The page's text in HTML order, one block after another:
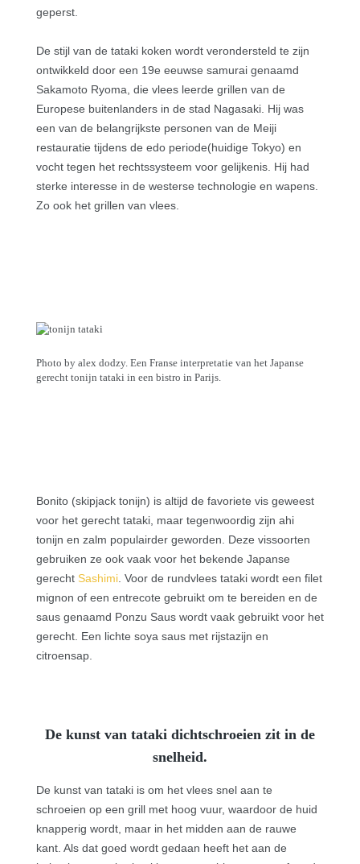
geperst.
De stijl van de tataki koken wordt verondersteld te zijn
ontwikkeld door een 19e eeuwse samurai genaamd
Sakamoto Ryoma, die vlees leerde grillen van de
Europese buitenlanders in de stad Nagasaki. Hij was
een van de belangrijkste personen van de Meiji
restauratie tijdens de edo periode(huidige Tokyo) en
vocht tegen het rechtssysteem voor gelijkenis. Hij had
sterke interesse in de westerse technologie en wapens.
Zo ook het grillen van vlees.
Photo by alex dodzy. Een Franse interpretatie van het Japanse
gerecht tonijn tataki in een bistro in Parijs.
Bonito (skipjack tonijn) is altijd de favoriete vis geweest
voor het gerecht tataki, maar tegenwoordig zijn ahi
tonijn en zalm populairder geworden. Deze vissoorten
gebruiken ze ook vaak voor het bekende Japanse
gerecht Sashimi . Voor de rundvlees tataki wordt een filet
mignon of een entrecote gebruikt om te bereiden en de
saus genaamd Ponzu Saus wordt vaak gebruikt voor het
gerecht. Een lichte soya saus met rijstazijn en
citroensap.
De kunst van tataki dichtschroeien zit in de
snelheid.
De kunst van tataki is om het vlees snel aan te
schroeien op een grill met hoog vuur, waardoor de huid
knapperig wordt, maar in het midden aan de rauwe
kant. Als dat goed wordt gedaan heeft het aan de